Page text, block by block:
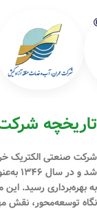
تاریخچه
شرکت صنعتی الکتریک
شد و در سال ۱۳۴۶
به بهره‌برداری رسید.
نگاه توسعه‌محور، نقش